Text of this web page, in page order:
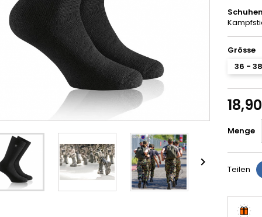

Grösse
36 - 38
Menge
Teilen